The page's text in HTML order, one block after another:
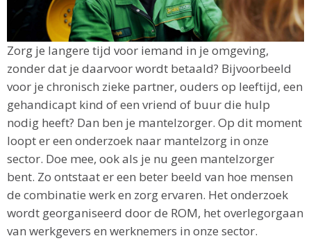
Zorg je langere tijd voor iemand in je omgeving,
zonder dat je daarvoor wordt betaald? Bijvoorbeeld
voor je chronisch zieke partner, ouders op leeftijd, een
gehandicapt kind of een vriend of buur die hulp
nodig heeft? Dan ben je mantelzorger. Op dit moment
loopt er een onderzoek naar mantelzorg in onze
sector. Doe mee, ook als je nu geen mantelzorger
bent. Zo ontstaat er een beter beeld van hoe mensen
de combinatie werk en zorg ervaren. Het onderzoek
wordt georganiseerd door de ROM, het overlegorgaan
van werkgevers en werknemers in onze sector.